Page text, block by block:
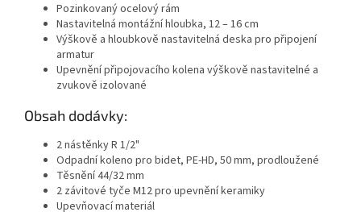
Pozinkovaný ocelový rám
Nastavitelná montážní hloubka, 12 – 16 cm
Výškově a hloubkově nastavitelná deska pro připojení
armatur
Upevnění připojovacího kolena výškově nastavitelné a
zvukově izolované
Obsah dodávky:
2 nástěnky R 1/2"
Odpadní koleno pro bidet, PE-HD, 50 mm, prodloužené
Těsnění 44/32 mm
2 závitové tyče M12 pro upevnění keramiky
Upevňovací materiál